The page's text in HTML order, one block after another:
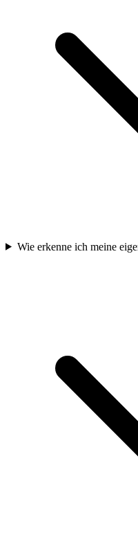
Wie erkenne ich meine